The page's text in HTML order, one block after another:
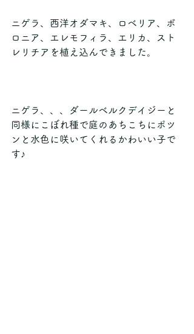
ニゲラ、西洋オダマキ、ロベリア、ボ
ロニア、エレモフィラ、エリカ、スト
レリチアを植え込んできました。
ニゲラ、、、ダールベルクデイジーと
同様にこぼれ種で庭のあちこちにポツ
ンと水色に咲いてくれるかわいい子で
す♪